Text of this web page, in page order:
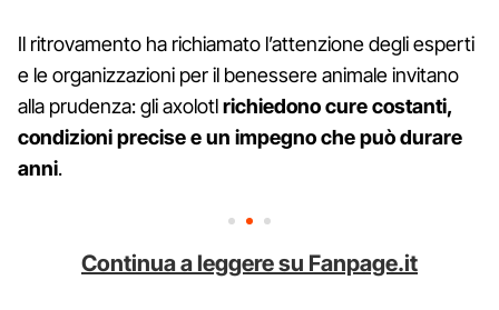
Il ritrovamento ha richiamato l’attenzione degli esperti
e le organizzazioni per il benessere animale invitano
alla prudenza: gli axolotlrichiedono cure costanti,
condizioni precise e un impegno che può durare
anni.
Continua a leggere su Fanpage.it